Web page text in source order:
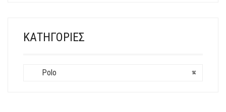
ΣΕΛΊΔΑ
ΚΑΤΗΓΟΡΊΕΣ
×
Polo